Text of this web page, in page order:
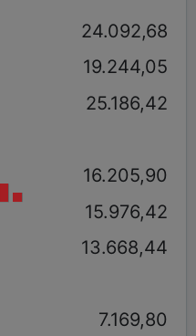
24.092,68
19.244,05
25.186,42
16.205,90
15.976,42
13.668,44
7.169,80